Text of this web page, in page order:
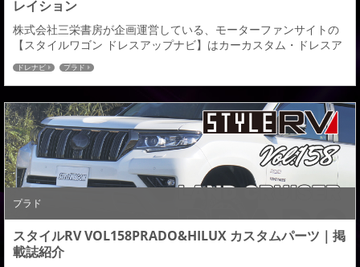
レイション
株式会社三栄書房が企画運営している、モーターファンサイトの
【スタイルワゴン ドレスアップナビ】はカーカスタム・ドレスア
ップの発信型WEBサイト。 ドレナビにてランドクルーザー プラド
の記事が掲載されましたのでご紹介させていただきます。 人気の
ブラックエディションにも対応するシンプルな前後スポイラー→
記事の続きはこちら←
ドレナビ プラド
プラド
スタイルRV VOL158PRADO&HILUX カスタムパーツ｜掲
載誌紹介